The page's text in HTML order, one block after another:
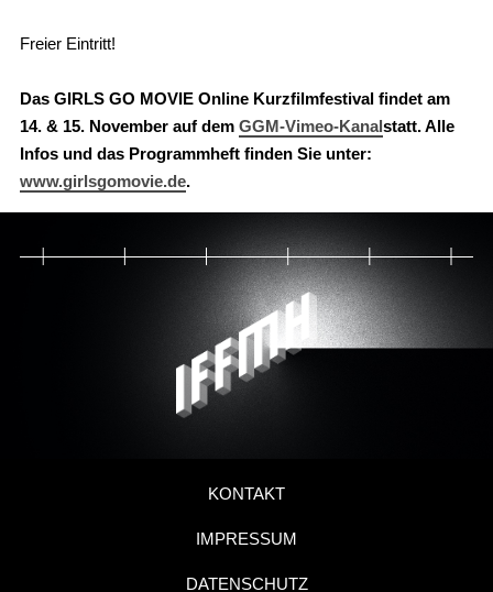
Freier Eintritt!
Das GIRLS GO MOVIE Online Kurzfilmfestival findet am
14. & 15. November auf dem GGM-Vimeo-Kanalstatt. Alle
Infos und das Programmheft finden Sie unter:
www.girlsgomovie.de.
KONTAKT
IMPRESSUM
DATENSCHUTZ